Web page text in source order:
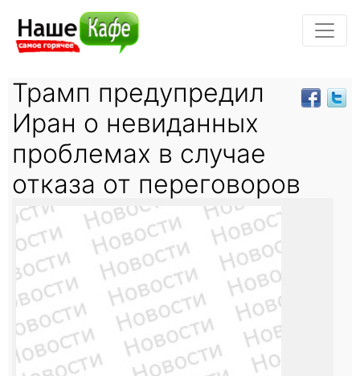
Трамп предупредил
Иран о невиданных
проблемах в случае
отказа от переговоров